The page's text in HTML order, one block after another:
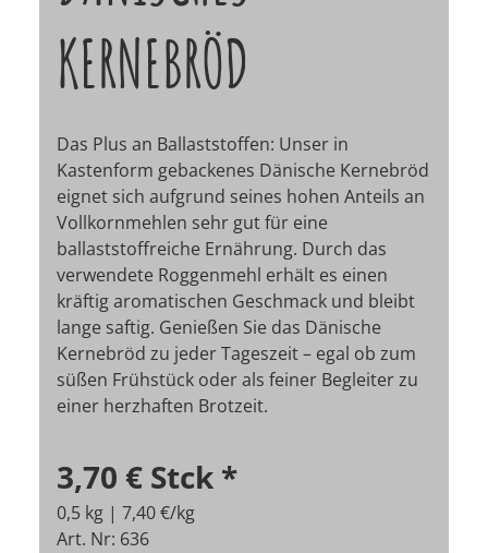
KERNEBRÖD
Das Plus an Ballaststoffen: Unser in
Kastenform gebackenes Dänische Kernebröd
eignet sich aufgrund seines hohen Anteils an
Vollkornmehlen sehr gut für eine
ballaststoffreiche Ernährung. Durch das
verwendete Roggenmehl erhält es einen
kräftig aromatischen Geschmack und bleibt
lange saftig. Genießen Sie das Dänische
Kernebröd zu jeder Tageszeit – egal ob zum
süßen Frühstück oder als feiner Begleiter zu
einer herzhaften Brotzeit.
3,70 € Stck *
0,5 kg | 7,40 €/kg
Art. Nr: 636